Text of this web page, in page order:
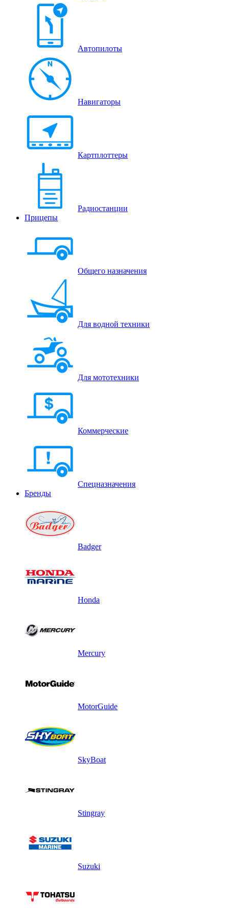
Автопилоты
Навигаторы
Картплоттеры
Радиостанции
Прицепы
Общего назначения
Для водной техники
Для мототехники
Коммерческие
Спецназначения
Бренды
Badger
Honda
Mercury
MotorGuide
SkyBoat
Stingray
Suzuki